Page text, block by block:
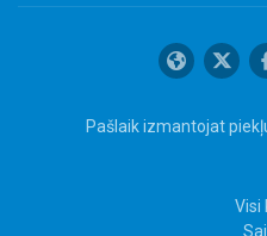
Pašlaik izmantojat
Visi